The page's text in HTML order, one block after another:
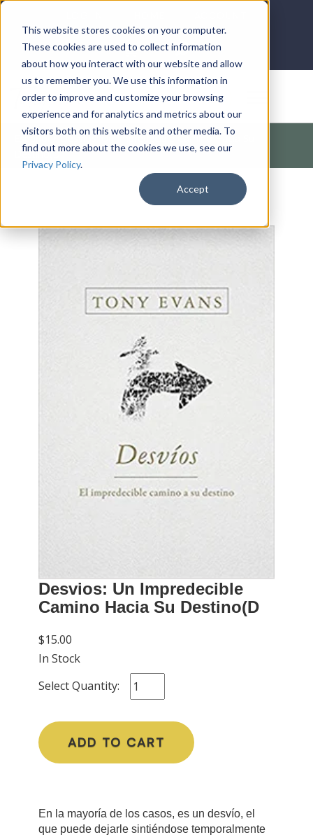
This website stores cookies on your computer.
These cookies are used to collect information
about how you interact with our website and allow
us to remember you. We use this information in
order to improve and customize your browsing
experience and for analytics and metrics about our
visitors both on this website and other media. To
find out more about the cookies we use, see our
Privacy Policy.
Accept
DONATE
Español / Desvios: Un Impredecible Camino Hacia Su
Destino(D
Desvios: Un Impredecible
Camino Hacia Su Destino(D
$15.00
In Stock
Select Quantity:
ADD TO CART
En la mayoría de los casos, es un desvío, el
que puede dejarle sintiéndose temporalmente